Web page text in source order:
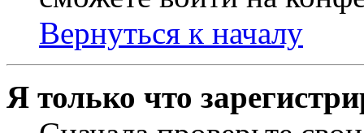
Вернуться к началу
Я только что